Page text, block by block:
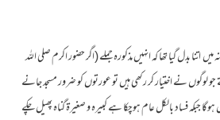
بدل گیا تھا کہ انہیں مذکورہ جملے (اگر حضور اکرم صلی اللہ
جو لوگوں نے اختیار کر رکھی ہیں تو عورتوں کو ضرور مسجد جانے
جبکہ فساد بالکل عام ہوچکا ہے کبیرہ و صغيرة گناہ پھیل چکے